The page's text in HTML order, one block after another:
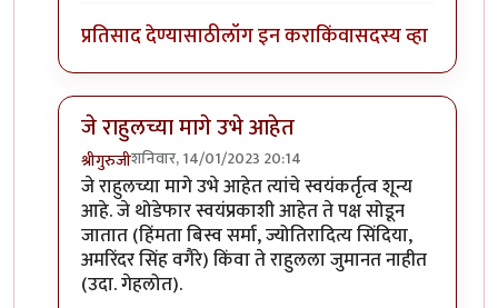
प्रतिसाद देण्यासाठीलॉग इन कराकिंवासदस्य व्हा
जे राहुलच्या मागे उभे आहेत
श्रीगुरुजीशनिवार, 14/01/2023 20:14
In reply toराहूल कसे असतील तसे असोतbyशशिकांत
जे राहुलच्या मागे उभे आहेत त्यांचे स्वयंकर्तृत्व शून्य
आहे. जे थोडेफार स्वयंप्रकाशी आहेत ते पक्ष सोडून
जातात (हिंमता बिस्व सर्मा, ज्योतिरादित्य सिंदिया,
अमरिंदर सिंह वगैरे) किंवा ते राहुलला जुमानत नाहीत
(उदा. गेहलोत).